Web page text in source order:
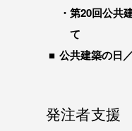
第20回公共
て
公共建築の日
発注者支援